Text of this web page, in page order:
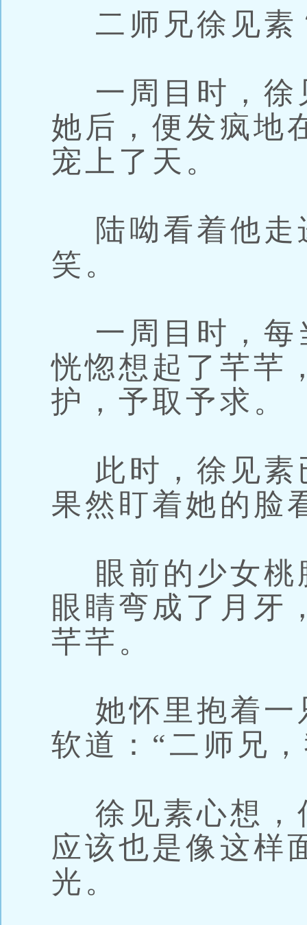
二师兄徐见素
一周目时，徐
她后，便发疯地
宠上了天。
陆呦看着他走
笑。
一周目时，每
恍惚想起了芊芊
护，予取予求。
此时，徐见素
果然盯着她的脸
眼前的少女桃
眼睛弯成了月牙
芊芊。
她怀里抱着一
软道：“二师兄
徐见素心想，
应该也是像这样
光。